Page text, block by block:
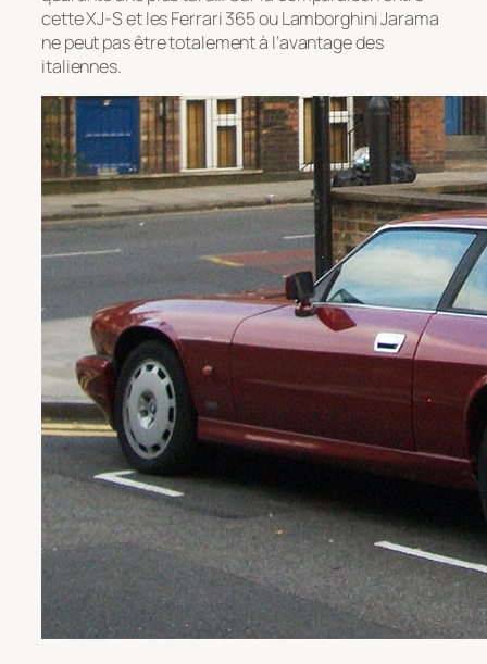
cette XJ-S et les Ferrari 365 ou Lamborghini Jarama
ne peut pas être totalement à l’avantage des
italiennes.